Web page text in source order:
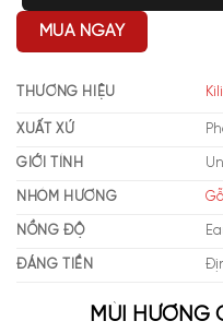
MUA NGAY
THƯƠNG HIỆU
XUẤT XỨ
GIỚI TÍNH
NHÓM HƯƠNG
NỒNG ĐỘ
ĐÁNG TIỀN
MÙI HƯƠNG